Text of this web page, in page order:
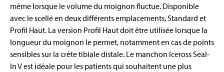
même lorsque le volume du moignon fluctue. Disponible
avec le scellé en deux différents emplacements, Standard et
Profil Haut. La version Profil Haut doit être utilisée lorsque la
longueur du moignon le permet, notamment en cas de points
sensibles sur la crête tibiale distale. Le manchon Iceross Seal-
In V est idéale pour les patients qui souhaitent une plus